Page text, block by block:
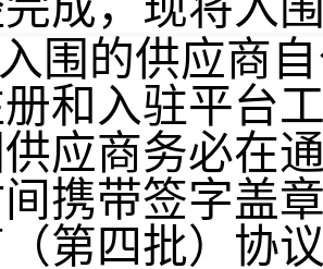
围的供应商
和入驻平台
应商务必在
携带签字盖
第四批）协